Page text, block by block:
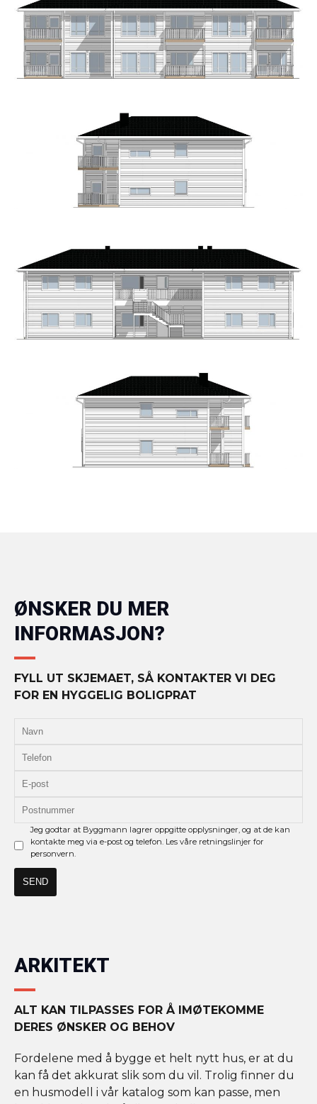
ØNSKER DU MER
INFORMASJON?
FYLL UT SKJEMAET, SÅ KONTAKTER VI DEG
FOR EN HYGGELIG BOLIGPRAT
Jeg godtar at Byggmann lagrer oppgitte opplysninger, og at de kan
kontakte meg via e-post og telefon. Les våre retningslinjer for
personvern.
ARKITEKT
ALT KAN TILPASSES FOR Å IMØTEKOMME
DERES ØNSKER OG BEHOV
Fordelene med å bygge et helt nytt hus, er at du
kan få det akkurat slik som du vil. Trolig finner du
en husmodell i vår katalog som kan passe, men